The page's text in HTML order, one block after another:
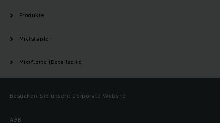
Produkte
Mietstapler
Mietflotte (Detailseite)
Besuchen Sie unsere Corporate Website
AGB